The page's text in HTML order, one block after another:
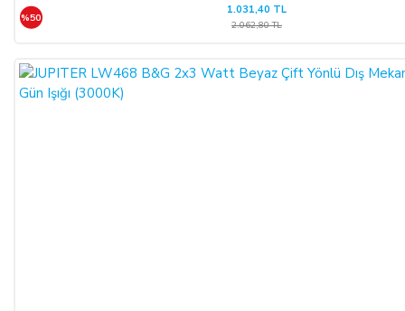
%50
1.031,40 TL
2.062,80 TL